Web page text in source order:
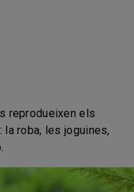
reprodueixen els
roba, les joguines,